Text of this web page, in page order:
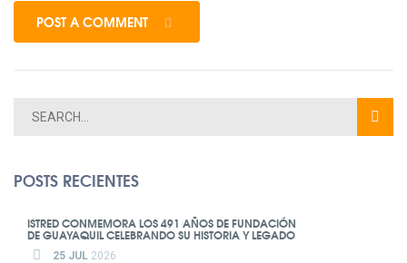
POST A COMMENT
POSTS RECIENTES
ISTRED CONMEMORA LOS 491 AÑOS DE FUNDACIÓN
DE GUAYAQUIL CELEBRANDO SU HISTORIA Y LEGADO
25 JUL 2026